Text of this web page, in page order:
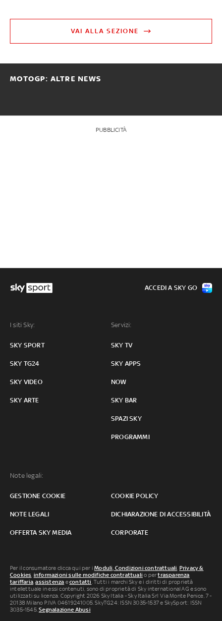
VAI ALLA SEZIONE
MOTOGP: ALTRE NEWS
PUBBLICITÀ
I siti Sky:
SKY SPORT
SKY TG24
SKY VIDEO
SKY ARTE
Servizi:
SKY TV
SKY APPS
NOW
SKY BAR
SPAZI SKY
PROGRAMMI
Note legali:
GESTIONE COOKIE COOKIE POLICY
NOTE LEGALI DICHIARAZIONE DI ACCESSIBILITÀ
OFFERTA SKY MEDIA CORPORATE
ACCEDI A SKY GO
Per il consumatore clicca qui per iModuli, Condizioni contrattuali, Privacy &
Cookies, informazioni sulle modifiche contrattuali o pertrasparenza
tariffaria,assistenza econtatti. Tutti i marchi Sky e i diritti di proprietà
intellettuale in essi contenuti, sono di proprietà di Sky international AG e sono
utilizzati su licenza. Copyright 2026 Sky Italia - Sky Italia Srl Via Monte Penice, 7 -
20138 Milano P.IVA 04619241005. SkyTG24: ISSN 3035-1537 e SkySport: ISSN
3035-1545.Segnalazione Abusi